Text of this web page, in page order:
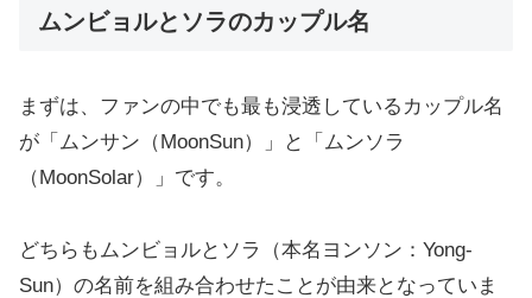
ムンビョルとソラのカップル名
まずは、ファンの中でも最も浸透しているカップル名
が「ムンサン（MoonSun）」と「ムンソラ
（MoonSolar）」です。
どちらもムンビョルとソラ（本名ヨンソン：Yong-
Sun）の名前を組み合わせたことが由来となっていま